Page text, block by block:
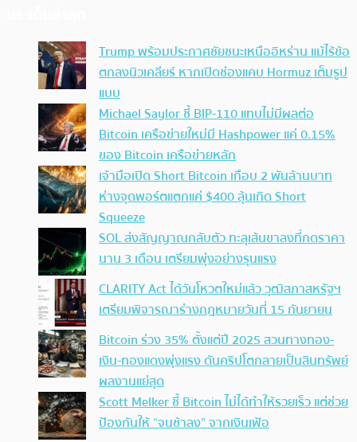
Trump พร้อมประกาศชัยชนะเหนืออิหร่าน แม้ไร้ข้อ
ตกลงนิวเคลียร์ หากเปิดช่องแคบ Hormuz เต็มรูป
แบบ
Michael Saylor ชี้ BIP-110 แทบไม่มีผลต่อ
Bitcoin เครือข่ายใหม่มี Hashpower แค่ 0.15%
ของ Bitcoin เครือข่ายหลัก
เจ้ามือเปิด Short Bitcoin เกือบ 2 พันล้านบาท
ห่างจุดพอร์ตแตกแค่ $400 ลุ้นเกิด Short
Squeeze
SOL ส่งสัญญาณกลับตัว ทะลุเส้นขาลงที่กดราคา
นาน 3 เดือน เตรียมพุ่งอย่างรุนแรง
CLARITY Act ได้วันโหวตใหม่แล้ว วุฒิสภาสหรัฐฯ
เตรียมพิจารณาร่างกฎหมายวันที่ 15 กันยายน
Bitcoin ร่วง 35% ตั้งแต่ปี 2025 สวนทางทอง-
เงิน-ทองแดงพุ่งแรง ดันคริปโตกลายเป็นสินทรัพย์
ผลงานแย่สุด
Scott Melker ชี้ Bitcoin ไม่ได้ทำให้รวยเร็ว แต่ช่วย
ป้องกันให้ “จนช้าลง” จากเงินเฟ้อ